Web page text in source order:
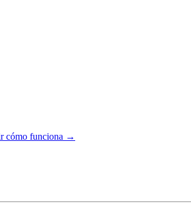
cómo funciona →